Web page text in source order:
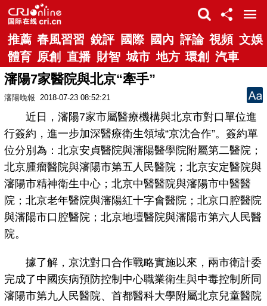
推薦 春風習習 銳評 國際 國內 評論 視頻 文娛
體育 原創 直播 財智 城市 地方 環創 汽車
瀋陽7家醫院與北京“牽手”
瀋陽晚報 2018-07-23 08:52:21
近日，瀋陽7家市屬醫療機構與北京市對口單位進
行簽約，進一步加深醫療衛生領域“京沈合作”。簽約單
位分別為：北京安貞醫院與瀋陽醫學院附屬第二醫院；
北京腫瘤醫院與瀋陽市第五人民醫院；北京安定醫院與
瀋陽市精神衛生中心；北京中醫醫院與瀋陽市中醫醫
院；北京老年醫院與瀋陽紅十字會醫院；北京口腔醫院
與瀋陽市口腔醫院；北京地壇醫院與瀋陽市第六人民醫
院。
據了解，京沈對口合作戰略實施以來，兩市衛計委
完成了中國疾病預防控制中心職業衛生與中毒控制所同
瀋陽市第九人民醫院、首都醫科大學附屬北京兒童醫院